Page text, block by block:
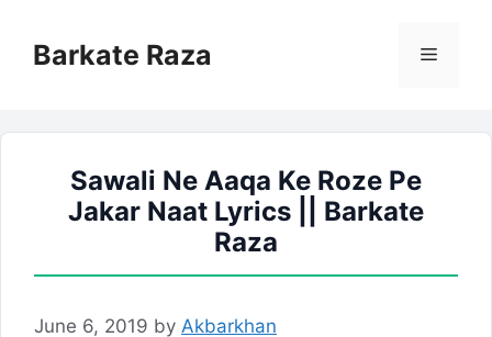
contentBarkate Raza Menu
Sawali Ne Aaqa Ke Roze Pe
Jakar Naat Lyrics || Barkate
Raza
June 6, 2019 by Akbarkhan